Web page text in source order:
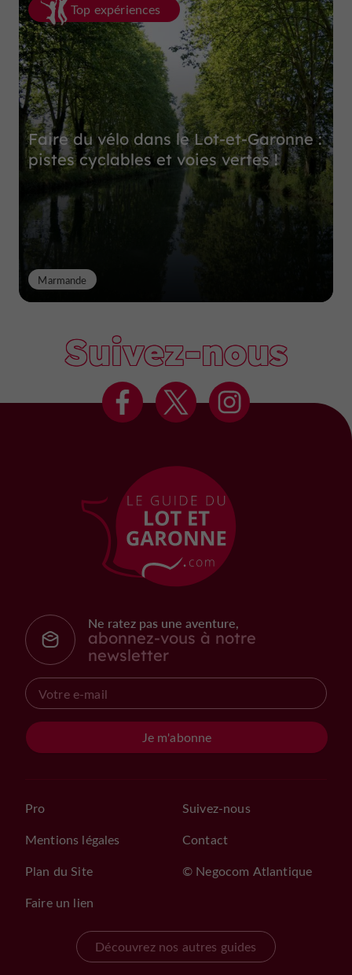
Top expériences
Faire du vélo dans le Lot-et-Garonne :
pistes cyclables et voies vertes !
Marmande
Suivez-nous
Ne ratez pas une aventure,
abonnez-vous à notre
newsletter
Je m'abonne
Pro
Mentions légales
Plan du Site
Faire un lien
Suivez-nous
Contact
© Negocom Atlantique
Découvrez nos autres guides